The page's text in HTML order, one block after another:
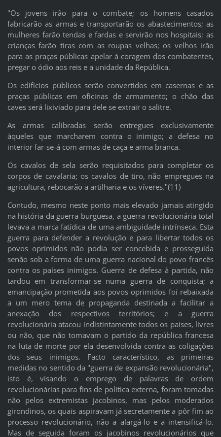
"Os jovens irão para o combate; os homens casados
fabricarão as armas e transportarão os abastecimentos; as
mulheres farão tendas e fardas e servirão nos hospitais; as
crianças farão tiras com as roupas velhas; os velhos irão
para as praças públicas apelar à coragem dos combatentes,
pregar o ódio aos reis e a unidade da República.
Os edifícios públicos serão convertidos em casernas e as
praças públicas em oficinas de armamento; o chão das
caves será lixiviado para dele se extrair o salitre.
As armas calibradas serão entregues exclusivamente
àqueles que marcharem contra o inimigo; a defesa no
interior far-se-á com armas de caça e arma branca.
Os cavalos de sela serão requisitados para completar os
corpos de cavalaria; os cavalos de tiro, não empregues na
agricultura, rebocarão a artilharia e os víveres."(11)
Contudo, mesmo neste ponto mais elevado jamais atingido
na história da guerra burguesa, a guerra revolucionária total
levava a marca fatídica de uma ambiguidade intrínseca. Esta
guerra para defender a revolução e para libertar todos os
povos oprimidos não podia ser concebida e prosseguida
senão sob a forma de uma guerra nacional do povo francês
contra os países inimigos. Guerra de defesa à partida, não
tardou em transformar-se numa guerra de conquista; a
emancipação prometida aos povos oprimidos foi rebaixada
a um mero tema de propaganda destinada a facilitar a
anexação dos respectivos territórios; e a guerra
revolucionária atacou indistintamente todos os países, livres
ou não, que não tomavam o partido da república francesa
na luta de morte por ela desenvolvida contra as coligações
dos seus inimigos. Facto característico, as primeiras
medidas no sentido da "guerra de expansão revolucionária",
isto é, visando o emprego de palavras de ordem
revolucionárias para fins de política externa, foram tomadas
não pelos extremistas jacobinos, mas pelos moderados
girondinos, os quais aspiravam já secretamente a pôr fim ao
processo revolucionário, não a alargá-lo e a intensificá-lo.
Mas de seguida foram os jacobinos revolucionários que